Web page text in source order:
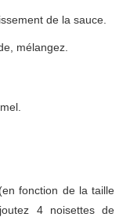
de la sauce.
mélangez.
fonction de la taille
4 noisettes de